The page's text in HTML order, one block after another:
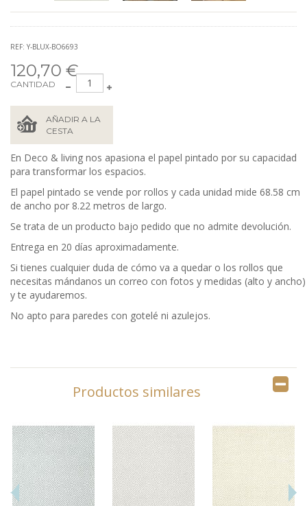
REF: Y-BLUX-BO6693
120,70 €
CANTIDAD
AÑADIR A LA
CESTA
En Deco & living nos apasiona el papel pintado por su capacidad
para transformar los espacios.
El papel pintado se vende por rollos y cada unidad mide 68.58 cm
de ancho por 8.22 metros de largo.
Se trata de un producto bajo pedido que no admite devolución.
Entrega en 20 días aproximadamente.
Si tienes cualquier duda de cómo va a quedar o los rollos que
necesitas mándanos un correo con fotos y medidas (alto y ancho)
y te ayudaremos.
No apto para paredes con gotelé ni azulejos.
Productos similares